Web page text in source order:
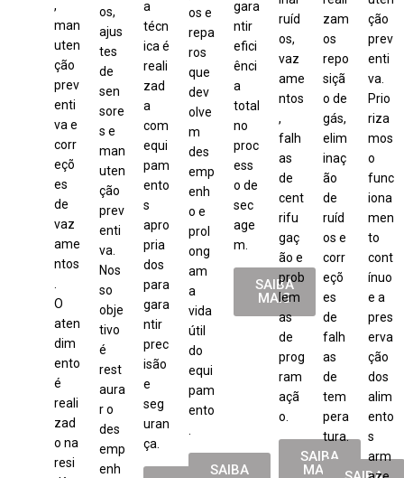
,
man
uten
ção
prev
enti
va e
corr
eçõ
es
de
vaz
ame
ntos
O
aten
dim
ento
é
reali
zad
o na
resi
os,
ajus
tes
de
sen
sore
s e
man
uten
ção
prev
enti
va.
Nos
so
obje
tivo
é
rest
aura
r o
des
emp
enh
a
técn
ica é
reali
zad
a
com
equi
pam
ento
s
apro
pria
dos
para
gara
ntir
prec
isão
e
seg
uran
ça.
os e
repa
ros
que
dev
olve
m
des
emp
enh
o e
prol
ong
am
a
vida
útil
do
equi
pam
ento
SAIBA
gara
ntir
efici
ênci
a
total
no
proc
ess
o de
sec
age
m.
SAIBA
MAIS
ruíd
os,
vaz
ame
ntos
,
falh
as
de
cent
rifu
gaç
ão e
prob
lem
as
de
prog
ram
açã
o.
SAIBA
MAIS
zam
os
repo
siçã
o de
gás,
elim
inaç
ão
de
ruíd
os e
corr
eçõ
es
de
falh
as
de
tem
pera
tura.
ção
prev
enti
va.
Prio
riza
mos
o
func
iona
men
to
cont
ínuo
e a
pres
erva
ção
dos
alim
ento
s
arm